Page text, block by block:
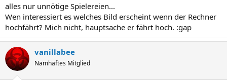
alles nur unnötige Spielereien...
Wen interessiert es welches Bild erscheint wenn der Rechner
hochfährt? Mich nicht, hauptsache er fährt hoch. :gap
vanillabee
Namhaftes Mitglied